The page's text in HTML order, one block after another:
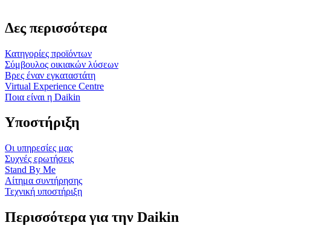
Δες περισσότερα
Κατηγορίες προϊόντων
Σύμβουλος οικιακών λύσεων
Βρες έναν εγκαταστάτη
Virtual Experience Centre
Ποια είναι η Daikin
Υποστήριξη
Οι υπηρεσίες μας
Συχνές ερωτήσεις
Stand By Me
Αίτημα συντήρησης
Τεχνική υποστήριξη
Περισσότερα για την Daikin